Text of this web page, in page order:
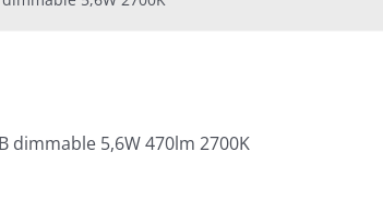
dimmable 5,6W 470lm 2700K